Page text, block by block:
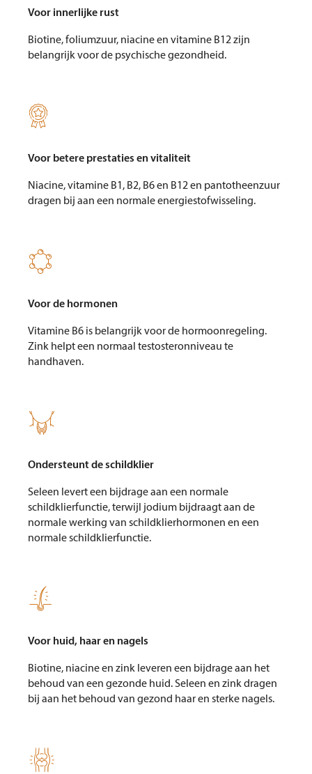
Voor innerlijke rust
Biotine, foliumzuur, niacine en vitamine B12 zijn
belangrijk voor de psychische gezondheid.

Voor betere prestaties en vitaliteit
Niacine, vitamine B1, B2, B6 en B12 en pantotheenzuur
dragen bij aan een normale energiestofwisseling.

Voor de hormonen
Vitamine B6 is belangrijk voor de hormoonregeling.
Zink helpt een normaal testosteronniveau te
handhaven.

Ondersteunt de schildklier
Seleen levert een bijdrage aan een normale
schildklierfunctie, terwijl jodium bijdraagt aan de
normale werking van schildklierhormonen en een
normale schildklierfunctie.

Voor huid, haar en nagels
Biotine, niacine en zink leveren een bijdrage aan het
behoud van een gezonde huid. Seleen en zink dragen
bij aan het behoud van gezond haar en sterke nagels.
